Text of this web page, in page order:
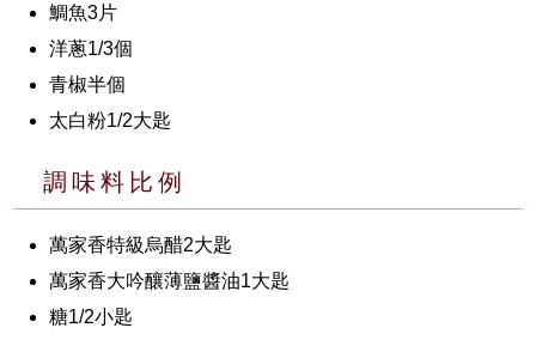
鯛魚3片
洋蔥1/3個
青椒半個
太白粉1/2大匙
調味料比例
萬家香特級烏醋2大匙
萬家香大吟釀薄鹽醬油1大匙
糖1/2小匙